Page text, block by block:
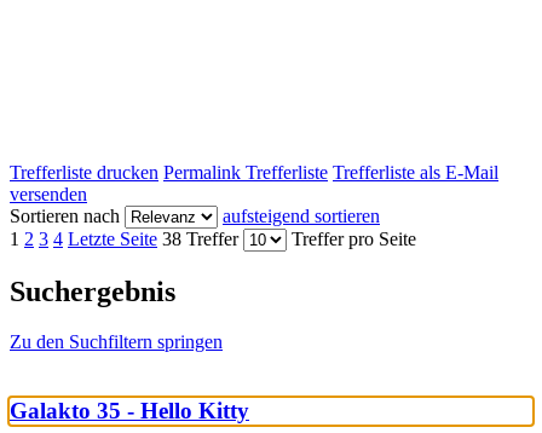
Trefferliste drucken Permalink Trefferliste Trefferliste als E-Mail
versenden
Sortieren nach
aufsteigend sortieren
1 2 3 4 Letzte Seite 38 Treffer Treffer pro Seite
Suchergebnis
Zu den Suchfiltern springen
Galakto 35 - Hello Kitty